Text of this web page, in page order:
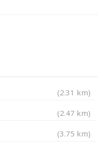
(2.31 km)
(2.47 km)
(3.75 km)